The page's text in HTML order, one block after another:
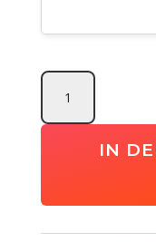
Zürisee
IN